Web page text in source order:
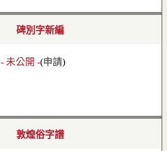
碑別字新編
- 未公開 -(申請)
敦煌俗字譜